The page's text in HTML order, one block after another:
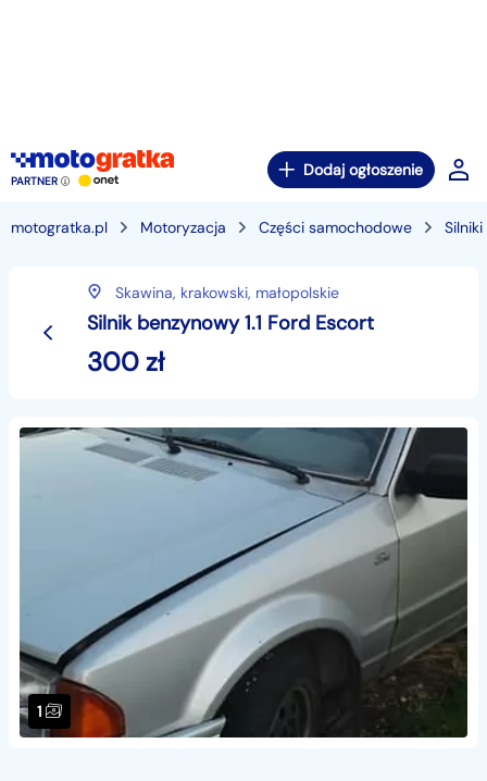
PARTNER
Dodaj ogłoszenie
motogratka.pl Motoryzacja Części samochodowe
Skawina, krakowski, małopolskie
Silnik benzynowy 1.1 Ford Escort
300zł
1